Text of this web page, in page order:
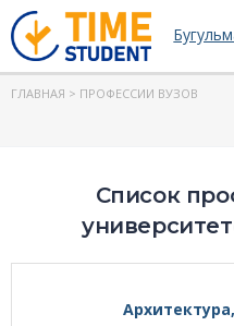
ГЛАВНАЯ > ПРОФЕССИИ ВУЗОВ
Список